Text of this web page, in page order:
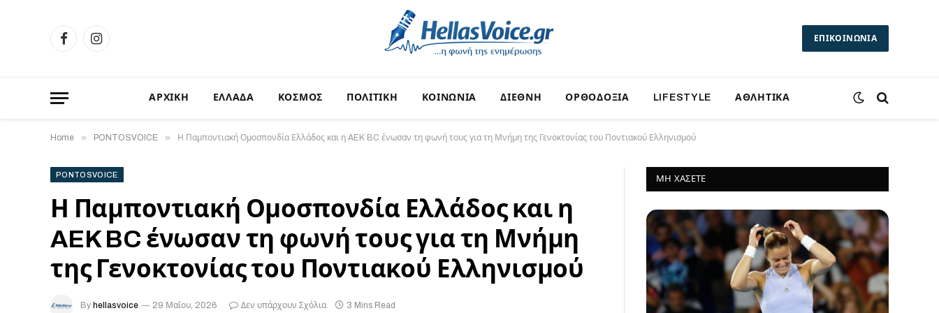
FacebookInstagram ΕΠΙΚΟΙΝΩΝΙΑ
ΑΡΧΙΚΗ ΕΛΛΑΔΑ ΚΟΣΜΟΣ ΠΟΛΙΤΙΚΗ ΚΟΙΝΩΝΙΑ ΔΙΕΘΝΗ ΟΡΘΟΔΟΞΙΑ LIFESTYLE ΑΘΛΗΤΙΚΑ
Home » PONTOSVOICE » Η Παμποντιακή Ομοσπονδία Ελλάδος και η AEK BC ένωσαν τη φωνή τους για τη Μνήμη της Γενοκτονίας του Ποντιακού Ελληνισμού
PONTOSVOICE
Η Παμποντιακή Ομοσπονδία Ελλάδος και η
AEK BC ένωσαν τη φωνή τους για τη Μνήμη
της Γενοκτονίας του Ποντιακού Ελληνισμού
By hellasvoice 29 Μαΐου, 2026 Δεν υπάρχουν Σχόλια 3 Mins Read
ΜΗ ΧΆΣΕΤΕ